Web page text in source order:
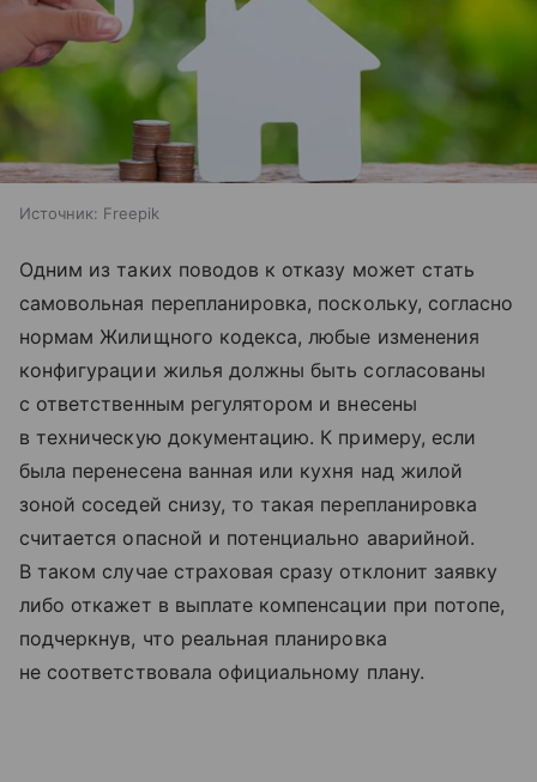
Источник: Freepik
Одним из таких поводов к отказу может стать
самовольная перепланировка, поскольку, согласно
нормам Жилищного кодекса, любые изменения
конфигурации жилья должны быть согласованы
с ответственным регулятором и внесены
в техническую документацию. К примеру, если
была перенесена ванная или кухня над жилой
зоной соседей снизу, то такая перепланировка
считается опасной и потенциально аварийной.
В таком случае страховая сразу отклонит заявку
либо откажет в выплате компенсации при потопе,
подчеркнув, что реальная планировка
не соответствовала официальному плану.